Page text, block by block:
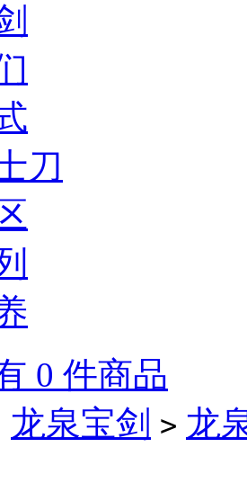
刀
0 件商品
龙泉宝剑 > 龙